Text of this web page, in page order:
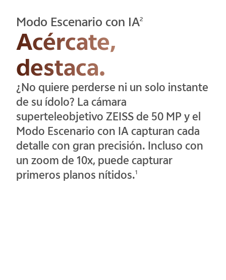
Modo Escenario con IA2
Acércate,
destaca.
¿No quiere perderse ni un solo instante
de su ídolo? La cámara
superteleobjetivo ZEISS de 50 MP y el
Modo Escenario con IA capturan cada
detalle con gran precisión. Incluso con
un zoom de 10x, puede capturar
primeros planos nítidos.1